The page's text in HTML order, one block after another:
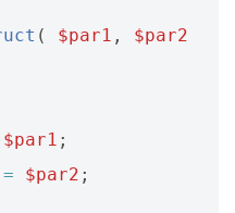
( $par1 ,
$par2
$par1 ;
= $par2 ;